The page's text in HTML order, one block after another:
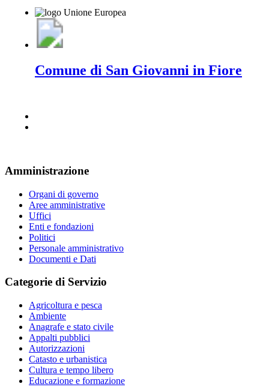
Comune di San Giovanni in Fiore
Amministrazione
Organi di governo
Aree amministrative
Uffici
Enti e fondazioni
Politici
Personale amministrativo
Documenti e Dati
Categorie di Servizio
Agricoltura e pesca
Ambiente
Anagrafe e stato civile
Appalti pubblici
Autorizzazioni
Catasto e urbanistica
Cultura e tempo libero
Educazione e formazione